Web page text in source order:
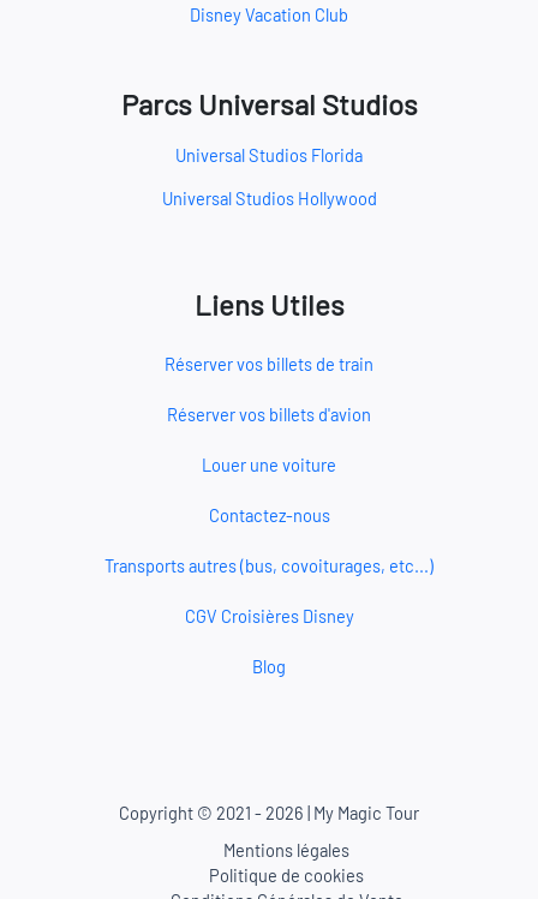
Disney Vacation Club
Parcs Universal Studios
Universal Studios Florida
Universal Studios Hollywood
Liens Utiles
Réserver vos billets de train
Réserver vos billets d'avion
Louer une voiture
Contactez-nous
Transports autres (bus, covoiturages, etc...)
CGV Croisières Disney
Blog
Copyright © 2021 - 2026 | My Magic Tour
Mentions légales
Politique de cookies